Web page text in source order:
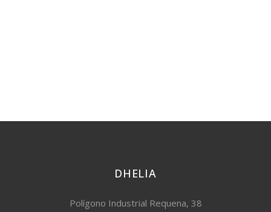
DHELIA
Polígono Industrial Requena, 38